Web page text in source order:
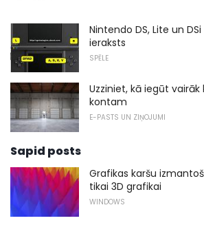
Nintendo DS, Lite un
ieraksts
SPĒLE
Uzziniet, kā iegūt
kontam
E-PASTS UN ZIŅOJUMI
Sapid posts
Grafikas karšu
tikai 3D grafikai
WINDOWS